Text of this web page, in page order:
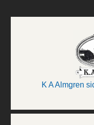
K A Almgren